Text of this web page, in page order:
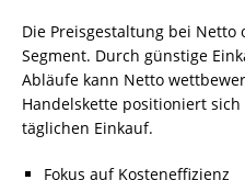
Die Preisgestaltung bei
Segment. Durch günstige
Abläufe kann Netto
Handelskette positioniert
täglichen Einkauf.
Fokus auf Kosteneffizienz